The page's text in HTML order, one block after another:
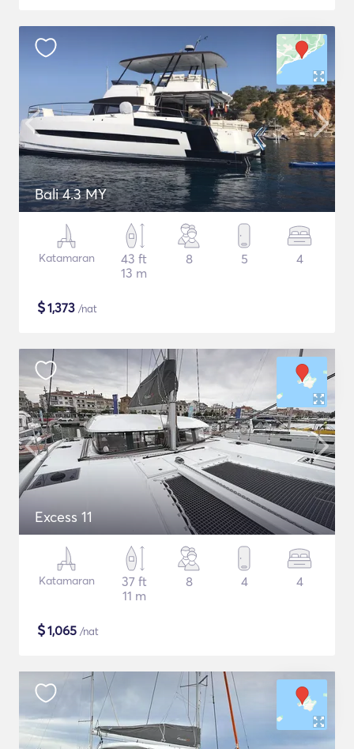
Bali 4.3 MY
Katamaran
43 ft
13 m
8 5 4
$1,373 /nat
Excess 11
Katamaran
37 ft
11 m
8 4 4
$1,065 /nat